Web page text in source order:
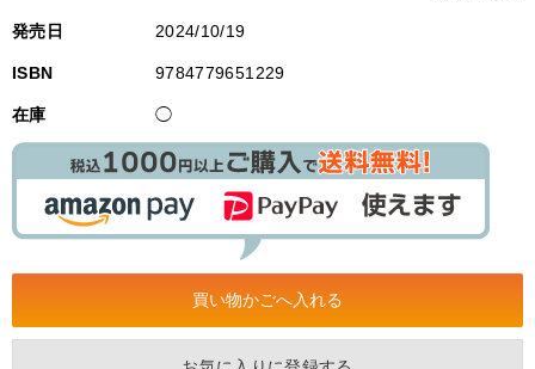
発売日 2024/10/19
ISBN 9784779651229
在庫 ◯